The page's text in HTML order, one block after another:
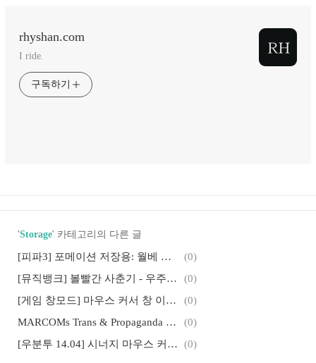
rhyshan.com
I ride.
구독하기
'Storage' 카테고리의 다른 글
[피파3] 포메이션 저장용: 월베 샤비, 161030
(0)
[뮤직뱅크] 볼빨간 사춘기 - 우주를 줄게 (Bolbbalgan4 - Galaxy)
(0)
[게임 창모드] 마우스 커서 창 이탈 방지 프로그램
(0)
MARCOMs Trans & Propaganda Technic
(0)
[우분투 14.04] 시너지 마우스 커서 사라짐 현상 해결방법
(0)